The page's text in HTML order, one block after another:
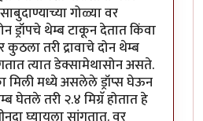
गोळ्या वर
ड्रॉपचे थेम्ब टाकून देतात किंवा
कुठला तरी द्रावाचे दोन थेम्ब
त्यात डेक्सामेथासोन असते.
मिली मध्ये असलेले ड्रॉप्स घेऊन
घेतले तरी २.४ मिग्रॅ होतात हे